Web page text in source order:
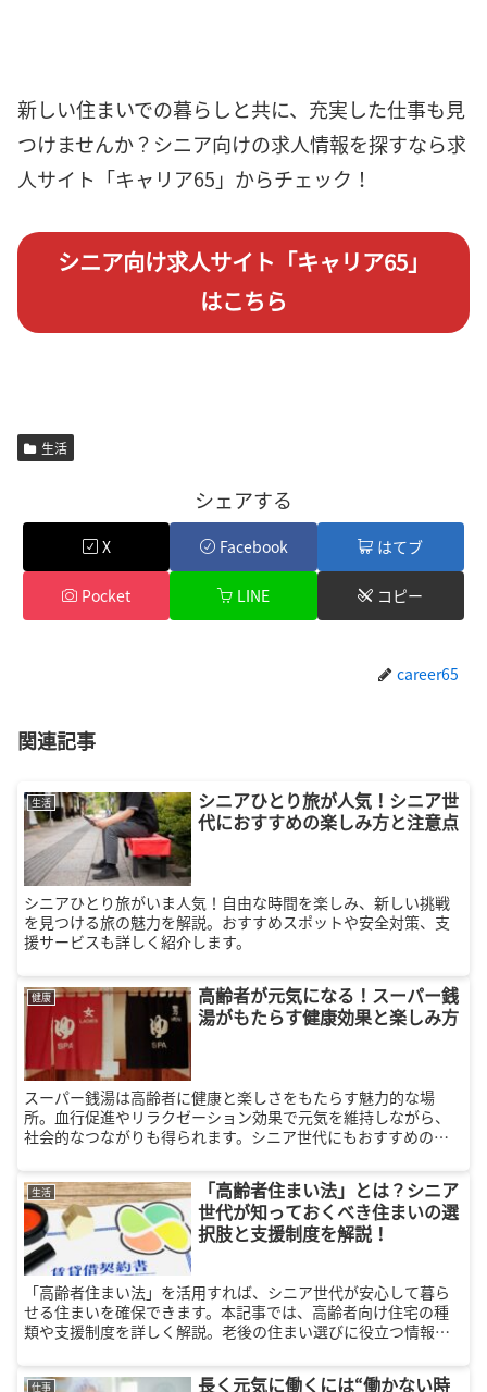
新しい住まいでの暮らしと共に、充実した仕事も見
つけませんか？シニア向けの求人情報を探すなら求
人サイト「キャリア65」からチェック！
シニア向け求人サイト「キャリア65」
はこちら
生活
シェアする
X Facebook はてブ
Pocket LINE コピー
career65
関連記事
生活
シニアひとり旅が人気！シニア世
代におすすめの楽しみ方と注意点
シニアひとり旅がいま人気！自由な時間を楽しみ、新しい挑戦
を見つける旅の魅力を解説。おすすめスポットや安全対策、支
援サービスも詳しく紹介します。
健康
高齢者が元気になる！スーパー銭
湯がもたらす健康効果と楽しみ方
スーパー銭湯は高齢者に健康と楽しさをもたらす魅力的な場
所。血行促進やリラクゼーション効果で元気を維持しながら、
社会的なつながりも得られます。シニア世代にもおすすめの楽
生活
「高齢者住まい法」とは？シニア
世代が知っておくべき住まいの選
択肢と支援制度を解説！
「高齢者住まい法」を活用すれば、シニア世代が安心して暮ら
せる住まいを確保できます。本記事では、高齢者向け住宅の種
類や支援制度を詳しく解説。老後の住まい選びに役立つ情報を
仕事
長く元気に働くには“働かない時